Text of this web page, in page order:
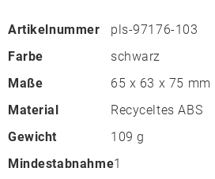
Artikelnummer
pls-97176-103
Farbe
schwarz
Maße
65 x 63 x 75 mm
Material
Recyceltes ABS
Gewicht
109 g
Mindestabnahme1